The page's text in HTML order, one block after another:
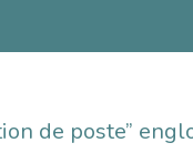
de poste”